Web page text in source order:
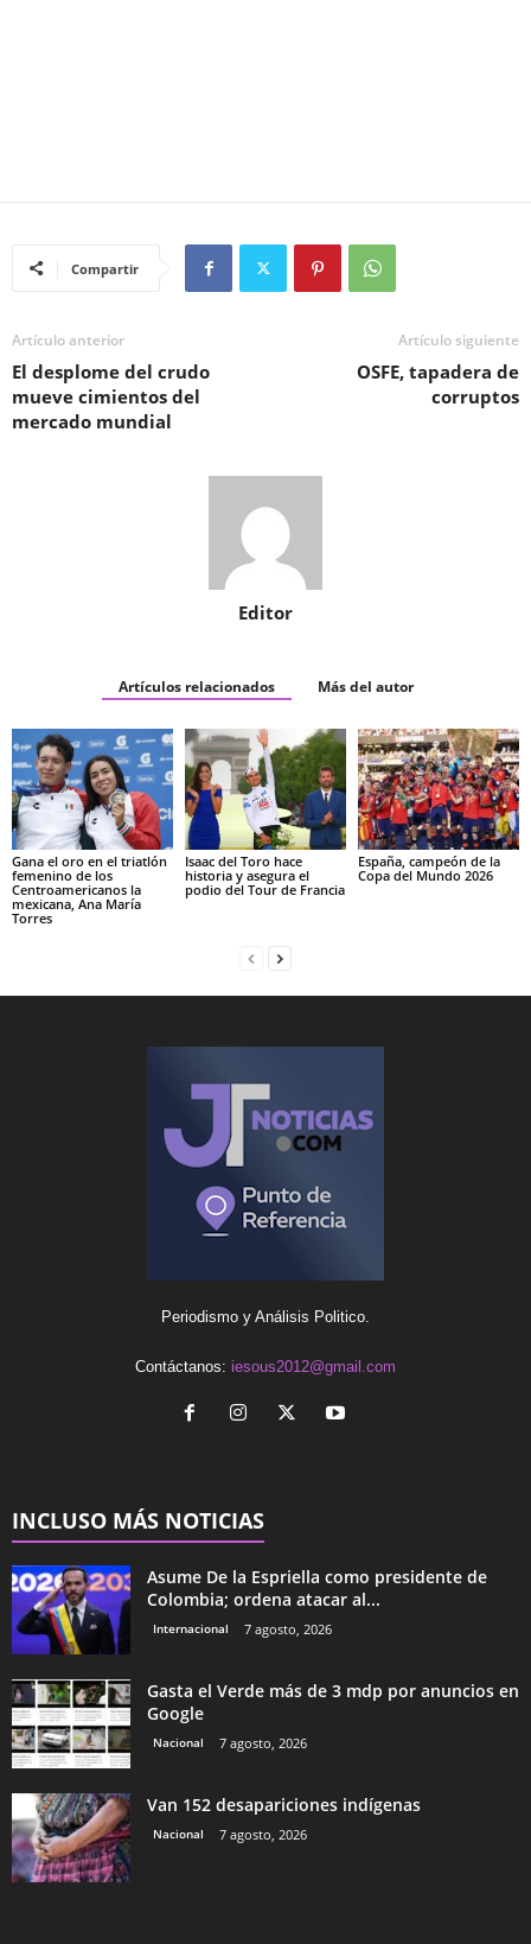
Compartir
Artículo anterior
El desplome del crudo
mueve cimientos del
mercado mundial
Artículo siguiente
OSFE, tapadera de
corruptos
Editor
Artículos relacionados Más del autor
Gana el oro en el triatlón
femenino de los
Centroamericanos la
mexicana, Ana María
Torres
Isaac del Toro hace
historia y asegura el
podio del Tour de Francia
España, campeón de la
Copa del Mundo 2026
Periodismo y Análisis Politico.
Contáctanos: iesous2012@gmail.com
INCLUSO MÁS NOTICIAS
Asume De la Espriella como presidente de
Colombia; ordena atacar al...
Internacional 7 agosto, 2026
Gasta el Verde más de 3 mdp por anuncios en
Google
Nacional 7 agosto, 2026
Van 152 desapariciones indígenas
Nacional 7 agosto, 2026